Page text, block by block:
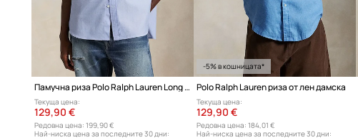
Памучна риза Polo Ralph Lauren Long Sleeve Light Shirt
Текуща цена:
129,90 €
Редовна цена: 199,90 €
Най-ниска цена за последните 30 дни:
-5% в кошницата*
Polo Ralph Lauren риза от лен дамска
Текуща цена:
129,90 €
Редовна цена: 184,01 €
Най-ниска цена за последните 30 дни: